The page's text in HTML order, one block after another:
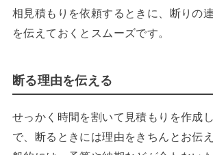
相見積もりを依頼するときに、断りの
を伝えておくとスムーズです。
断る理由を伝える
せっかく時間を割いて見積もりを作成
で、断るときには理由をきちんとお伝